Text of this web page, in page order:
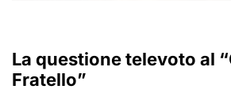
La questione televoto al
Fratello”